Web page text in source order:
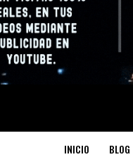
INICIO BLOG